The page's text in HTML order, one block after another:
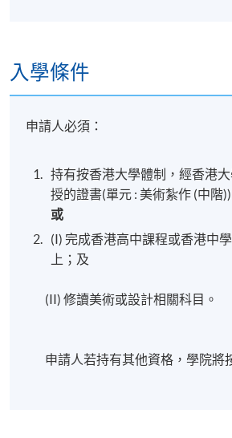
入學條件
申請人必須：
持有按香港大學體制，經香港
授的證書(單元 : 美術紮作 (中階))
或
(I) 完成香港高中課程或香港中
上；及
(II) 修讀美術或設計相關科目。
申請人若持有其他資格，學院將